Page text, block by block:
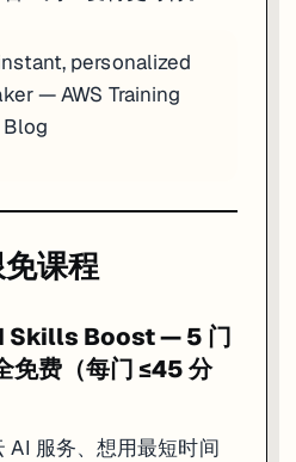
personalized
— AWS Training
课程
Skills Boost — 5 门
免费（每门 ≤45 分
AI 服务、想用最短时间